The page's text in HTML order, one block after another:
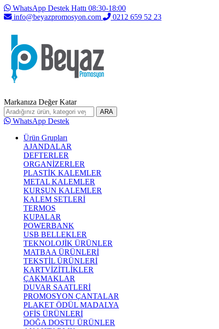
WhatsApp Destek Hattı 08:30-18:00
info@beyazpromosyon.com
0212 659 52 23
Markanıza Değer Katar
ARA
WhatsApp Destek
Ürün Grupları
AJANDALAR
DEFTERLER
ORGANİZERLER
PLASTİK KALEMLER
METAL KALEMLER
KURŞUN KALEMLER
KALEM SETLERİ
TERMOS
KUPALAR
POWERBANK
USB BELLEKLER
TEKNOLOJİK ÜRÜNLER
MATBAA ÜRÜNLERİ
TEKSTİL ÜRÜNLERİ
KARTVİZİTLİKLER
ÇAKMAKLAR
DUVAR SAATLERİ
PROMOSYON ÇANTALAR
PLAKET ÖDÜL MADALYA
OFİS ÜRÜNLERİ
DOĞA DOSTU ÜRÜNLER